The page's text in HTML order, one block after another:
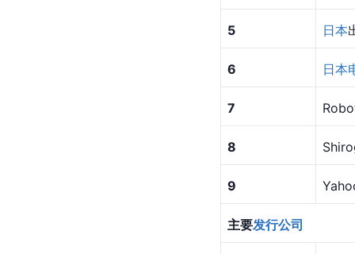
5 日本
6 日本
7
8
9
主要发行公司